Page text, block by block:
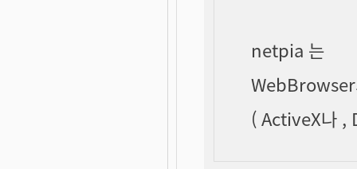
netpia 는
WebBrowser
( ActiveX나 ,